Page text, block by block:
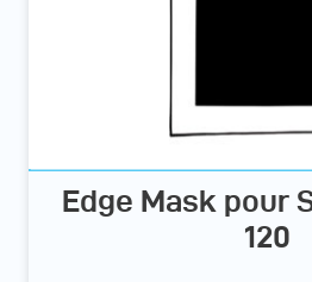
Edge Mask pour
120